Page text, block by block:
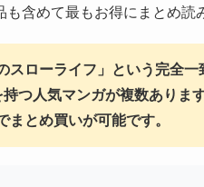
含めて最もお得にまとめ読
スローライフ」という完全
つ人気マンガが複数ありま
とめ買いが可能です。